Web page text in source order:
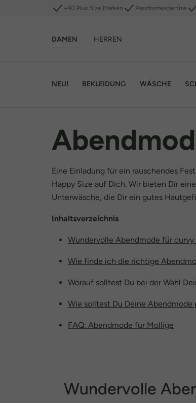
+40 Plus Size Marken Passformexpertise
DAMEN HERREN
NEU! BEKLEIDUNG WÄSCHE
Eine Einladung für ein rauschendes
Happy Size auf Dich. Wir bieten Dir
Unterwäsche, die Dir ein gutes
Inhaltsverzeichnis
Wundervolle Abendmode für curvy
Wie finde ich die richtige
Worauf solltest Du bei der Wahl
Wie solltest Du Deine Abendmode
FAQ: Abendmode für Mollige
Wundervolle